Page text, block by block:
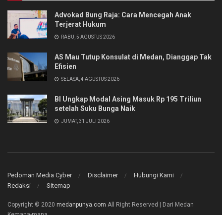
Advokad Bung Raja: Cara Mencegah Anak
Terjerat Hukum
RABU, 5 AGUSTUS 2026
AS Mau Tutup Konsulat di Medan, Dianggap Tak
Efisien
SELASA, 4 AGUSTUS 2026
BI Ungkap Modal Asing Masuk Rp 195 Triliun
setelah Suku Bunga Naik
JUMAT, 31 JULI 2026
Pedoman Media Cyber Disclaimer
Hubungi Kami
Redaksi
Sitemap
Copyright © 2020 medanpunya.com All Right Reserved | Dari Medan